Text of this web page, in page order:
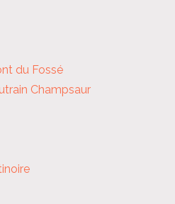
du Fossé
Champsaur